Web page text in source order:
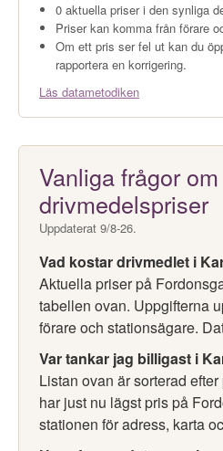
0 aktuella priser i den synliga
Priser kan komma från förare
Om ett pris ser fel ut kan du
rapportera en korrigering.
Läs datametodiken
Vanliga frågor om
drivmedelspriser
Uppdaterat 9/8-26.
Vad kostar drivmedlet i
Aktuella priser på
tabellen ovan. Uppgifterna
förare och stationsägare.
Var tankar jag billigast i
Listan ovan är sorterad
har just nu lägst pris på
stationen för adress, karta